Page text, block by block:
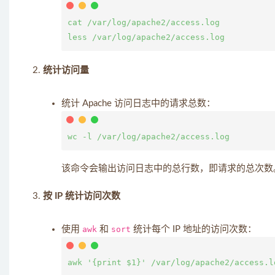
cat /var/log/apache2/access.log
统计访问量
统计 Apache 访问日志中的请求总数：
该命令会输出访问日志中的总行数，即请求的总次数
按 IP 统计访问次数
使用 awk 和 sort 统计每个 IP 地址的访问次数：